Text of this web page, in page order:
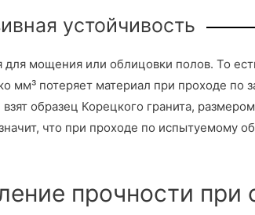
устойчивость
мощения или облицовки полов. То
мм³ потеряет материал при проходе
взят образец Корецкого гранита,
что при проходе по испытуемому
прочности при